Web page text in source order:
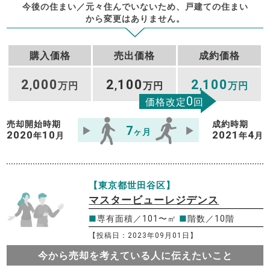
今後の住まい／元々住んでいないため、戸建ての住まい
から変更はありません。
購入価格 売出価格 成約価格
2,000万円 2,100万円 2,100万円
価格改定0回
売却開始時期
2020年10 月 7ヶ月
成約時期
2021 年4 月
【東京都世田谷区】
マスタービューレジデンス
■専有面積／101〜㎡ ■階数／10階
【投稿日：2023年09月01日】
今から売却を考えている人に伝えたいこと